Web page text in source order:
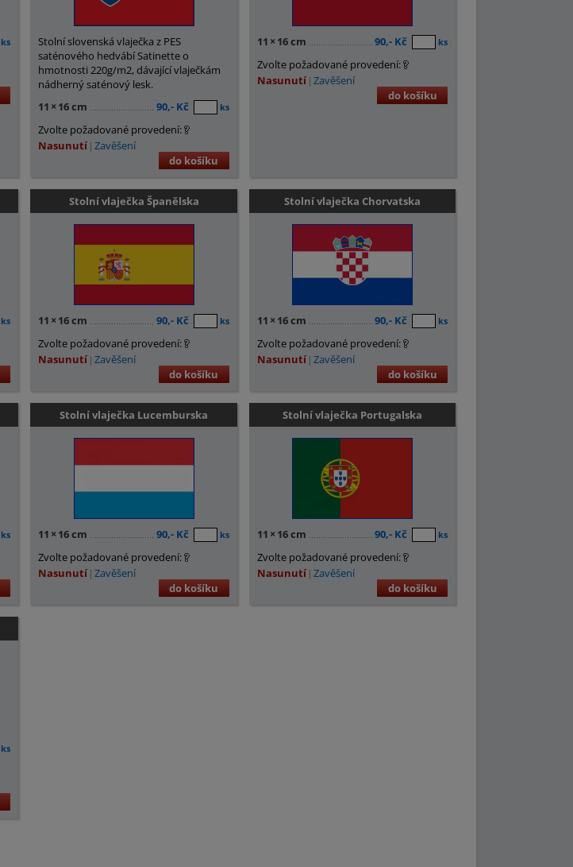
ks
Stolní slovenská vlaječka z PES
saténového hedvábí Satinette o
hmotnosti 220g/m2, dávající vlaječkám
nádherný saténový lesk.
11 × 16 cm 90,- Kč ks
Zvolte požadované provedení:
Nasunutí Zavěšení
do košíku
11 × 16 cm 90,- Kč ks
Zvolte požadované provedení:
Nasunutí Zavěšení
do košíku
ks
Stolní vlaječka Španělska
11 × 16 cm 90,- Kč ks
Zvolte požadované provedení:
Nasunutí Zavěšení
do košíku
Stolní vlaječka Chorvatska
11 × 16 cm 90,- Kč ks
Zvolte požadované provedení:
Nasunutí Zavěšení
do košíku
ks
Stolní vlaječka Lucemburska
11 × 16 cm 90,- Kč ks
Zvolte požadované provedení:
Nasunutí Zavěšení
do košíku
Stolní vlaječka Portugalska
11 × 16 cm 90,- Kč ks
Zvolte požadované provedení:
Nasunutí Zavěšení
do košíku
ks